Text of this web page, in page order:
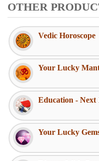
OTHER
Vedic Horoscope
Your Lucky
Education - Next
Your Lucky